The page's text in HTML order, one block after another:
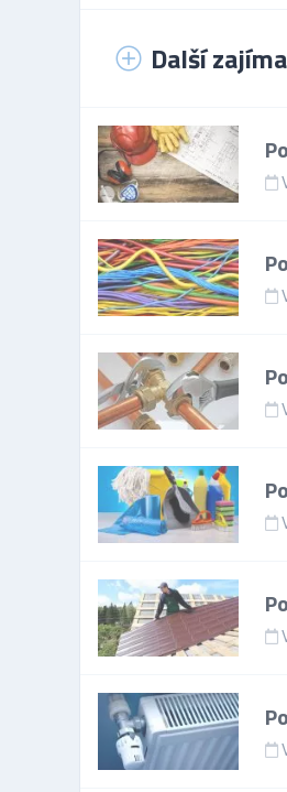
Další